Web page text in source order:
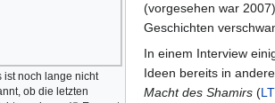
ist noch lange nicht
ob die letzten
(vorgesehen war 2007)
Geschichten
In einem Interview
Ideen bereits in
Macht des Shamirs(